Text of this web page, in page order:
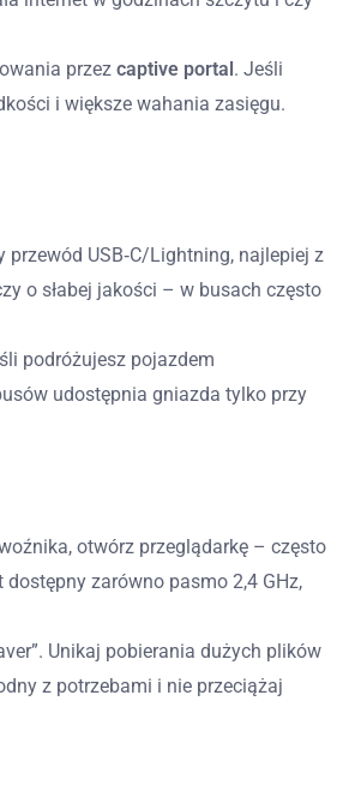
przez captive portal. Jeśli
i większe wahania zasięgu.
USB‑C/Lightning, najlepiej z
o słabej jakości – w busach często
podróżujesz pojazdem
udostępnia gniazda tylko przy
otwórz przeglądarkę – często
zarówno pasmo 2,4 GHz,
Unikaj pobierania dużych plików
z potrzebami i nie przeciążaj